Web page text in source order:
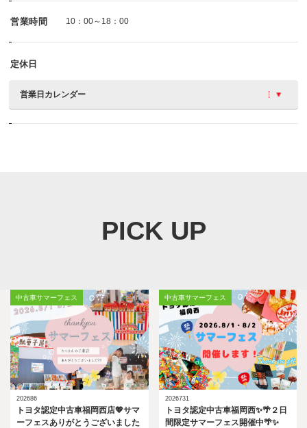
営業時間 10：00～18：00
定休日
営業日カレンダー
PICK UP
中古車サマーフェス
202686
トヨタ認定中古車福岡西店💖サマ
ーフェスありがとうございました
中古車サマーフェス
2026731
トヨタ認定中古車福岡西✨🌴２日
間限定サマーフェス開催中🌴✨